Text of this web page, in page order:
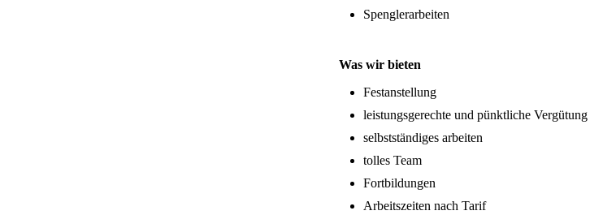
Spenglerarbeiten
Was wir bieten
Festanstellung
leistungsgerechte und pünktliche Vergütung
selbstständiges arbeiten
tolles Team
Fortbildungen
Arbeitszeiten nach Tarif